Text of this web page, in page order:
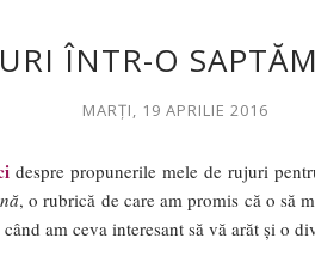
ÎNTR-O
MARȚI, 19 APRILIE 2016
despre propunerile mele de rujuri
, o rubrică de care am promis că o să
am ceva interesant să vă arăt și o